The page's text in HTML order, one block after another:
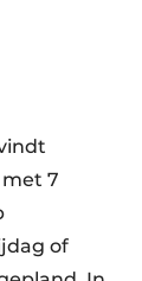
7
of